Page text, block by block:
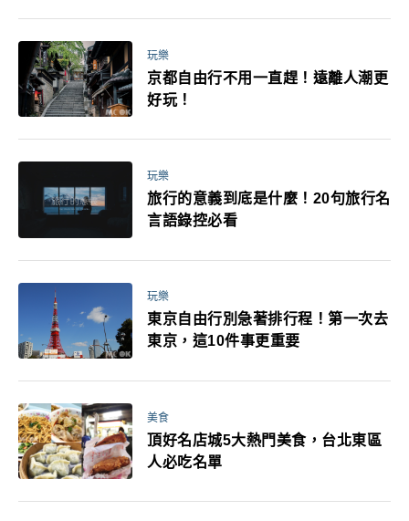
玩樂
京都自由行不用一直趕！遠離人潮更
好玩！
玩樂
旅行的意義到底是什麼！20句旅行名
言語錄控必看
玩樂
東京自由行別急著排行程！第一次去
東京，這10件事更重要
美食
頂好名店城5大熱門美食，台北東區
人必吃名單